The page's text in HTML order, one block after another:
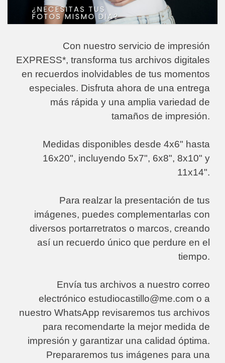
Con nuestro servicio de impresión
EXPRESS*, transforma tus archivos digitales
en recuerdos inolvidables de tus momentos
especiales. Disfruta ahora de una entrega
más rápida y una amplia variedad de
tamaños de impresión.
Medidas disponibles desde 4x6" hasta
16x20", incluyendo 5x7", 6x8", 8x10" y
11x14".
Para realzar la presentación de tus
imágenes, puedes complementarlas con
diversos portarretratos o marcos, creando
así un recuerdo único que perdure en el
tiempo.
Envía tus archivos a nuestro correo
electrónico estudiocastillo@me.com o a
nuestro WhatsApp revisaremos tus archivos
para recomendarte la mejor medida de
impresión y garantizar una calidad óptima.
Prepararemos tus imágenes para una